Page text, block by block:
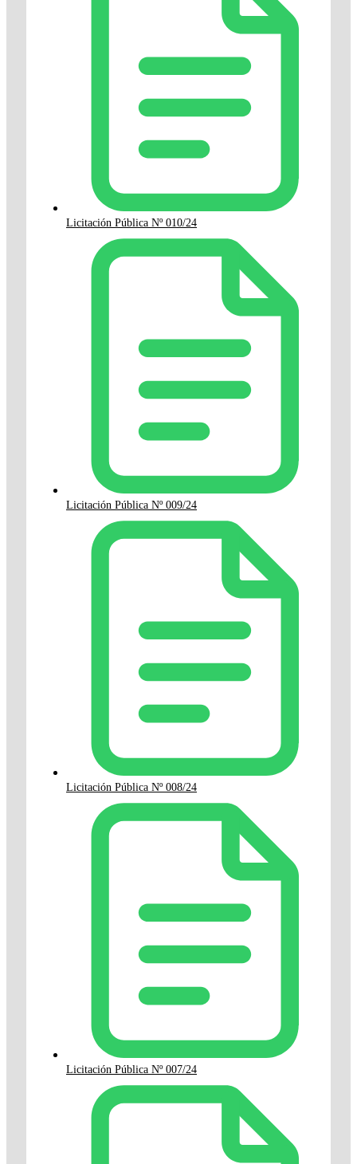
Licitación Pública Nº 010/24
Licitación Pública Nº 009/24
Licitación Pública Nº 008/24
Licitación Pública Nº 007/24